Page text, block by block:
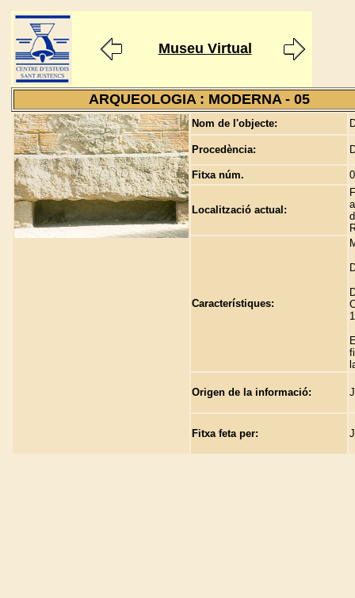
Museu Virtual
ARQUEOLOGIA : MODERNA - 05
Nom de l'objecte:
Procedència:
Fitxa núm.
Localització actual:
Característiques:
Origen de la informació:
Fitxa feta per: